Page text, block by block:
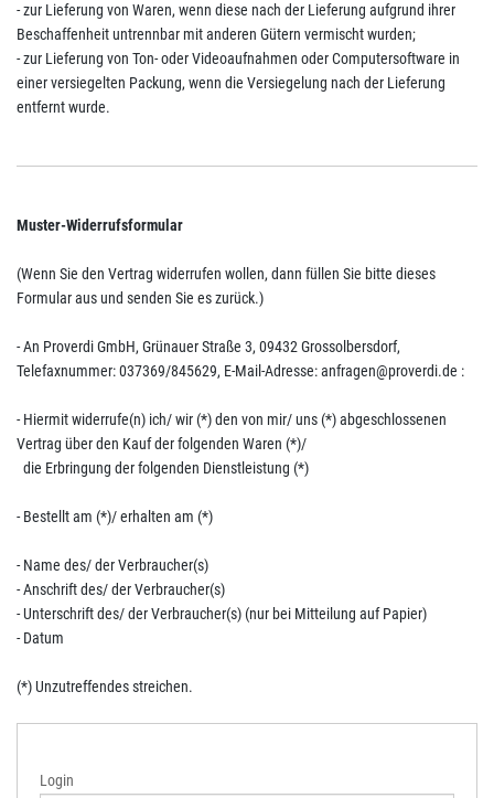
- zur Lieferung von Waren, wenn diese nach der Lieferung aufgrund ihrer
Beschaffenheit untrennbar mit anderen Gütern vermischt wurden;
- zur Lieferung von Ton- oder Videoaufnahmen oder Computersoftware in
einer versiegelten Packung, wenn die Versiegelung nach der Lieferung
entfernt wurde.
Muster-Widerrufsformular
(Wenn Sie den Vertrag widerrufen wollen, dann füllen Sie bitte dieses
Formular aus und senden Sie es zurück.)
- An Proverdi GmbH, Grünauer Straße 3, 09432 Grossolbersdorf,
Telefaxnummer:037369/845629, E-Mail-Adresse:anfragen@proverdi.de :
- Hiermit widerrufe(n) ich/ wir (*) den von mir/ uns (*) abgeschlossenen
Vertrag über den Kauf der folgenden Waren (*)/
die Erbringung der folgenden Dienstleistung (*)
- Bestellt am (*)/ erhalten am (*)
- Name des/ der Verbraucher(s)
- Anschrift des/ der Verbraucher(s)
- Unterschrift des/ der Verbraucher(s) (nur bei Mitteilung auf Papier)
- Datum
(*) Unzutreffendes streichen.
Login